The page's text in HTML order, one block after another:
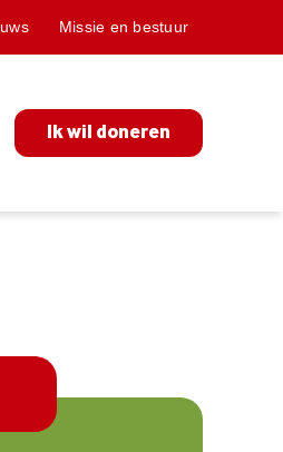
Missie en bestuur
Ik wil doneren